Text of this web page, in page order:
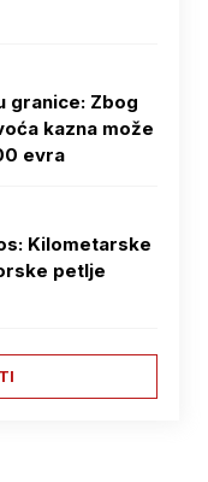
granice: Zbog
kazna može
evra
Kilometarske
petlje